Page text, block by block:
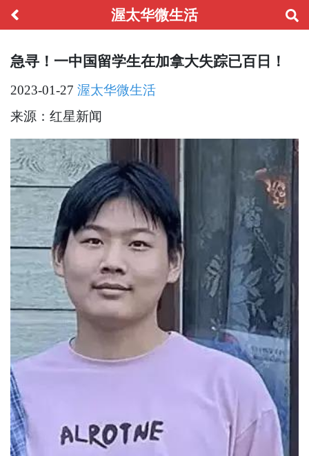
渥太华微生活
急寻！一中国留学生在加拿大失踪已百日！
2023-01-27 渥太华微生活
来源：红星新闻